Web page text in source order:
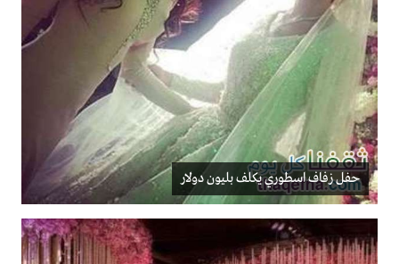
حفل زفاف اسطوري يكلف بليون دولار